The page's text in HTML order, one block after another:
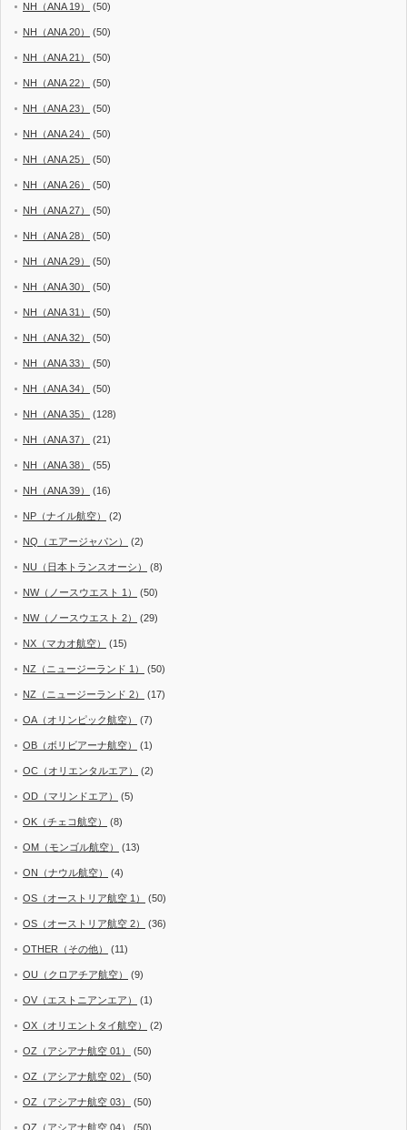
NH（ANA 19） (50)
NH（ANA 20） (50)
NH（ANA 21） (50)
NH（ANA 22） (50)
NH（ANA 23） (50)
NH（ANA 24） (50)
NH（ANA 25） (50)
NH（ANA 26） (50)
NH（ANA 27） (50)
NH（ANA 28） (50)
NH（ANA 29） (50)
NH（ANA 30） (50)
NH（ANA 31） (50)
NH（ANA 32） (50)
NH（ANA 33） (50)
NH（ANA 34） (50)
NH（ANA 35） (128)
NH（ANA 37） (21)
NH（ANA 38） (55)
NH（ANA 39） (16)
NP（ナイル航空） (2)
NQ（エアージャパン） (2)
NU（日本トランスオーシ） (8)
NW（ノースウエスト 1） (50)
NW（ノースウエスト 2） (29)
NX（マカオ航空） (15)
NZ（ニュージーランド 1） (50)
NZ（ニュージーランド 2） (17)
OA（オリンピック航空） (7)
OB（ボリビアーナ航空） (1)
OC（オリエンタルエア） (2)
OD（マリンドエア） (5)
OK（チェコ航空） (8)
OM（モンゴル航空） (13)
ON（ナウル航空） (4)
OS（オーストリア航空 1） (50)
OS（オーストリア航空 2） (36)
OTHER（その他） (11)
OU（クロアチア航空） (9)
OV（エストニアンエア） (1)
OX（オリエントタイ航空） (2)
OZ（アシアナ航空 01） (50)
OZ（アシアナ航空 02） (50)
OZ（アシアナ航空 03） (50)
OZ（アシアナ航空 04） (50)